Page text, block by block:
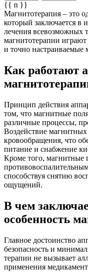
{{ n }}
Магнитотерапия – это
который заключается в
лечения всевозможных
магнитотерапии
и точно настраиваемые
Как работают
Принцип действия
том, что магнитные
различные процессы,
Воздействие
кровообращения, что
питание и снабжение
Кроме того, магнитные
способствуя снятию
ощущений.
В чем
особенность
Главное достоинство
безопасность и
терапии не вызывает
применения